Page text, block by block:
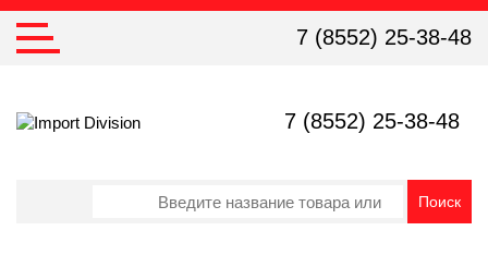
7 (8552) 25-38-48
7 (8552) 25-38-48